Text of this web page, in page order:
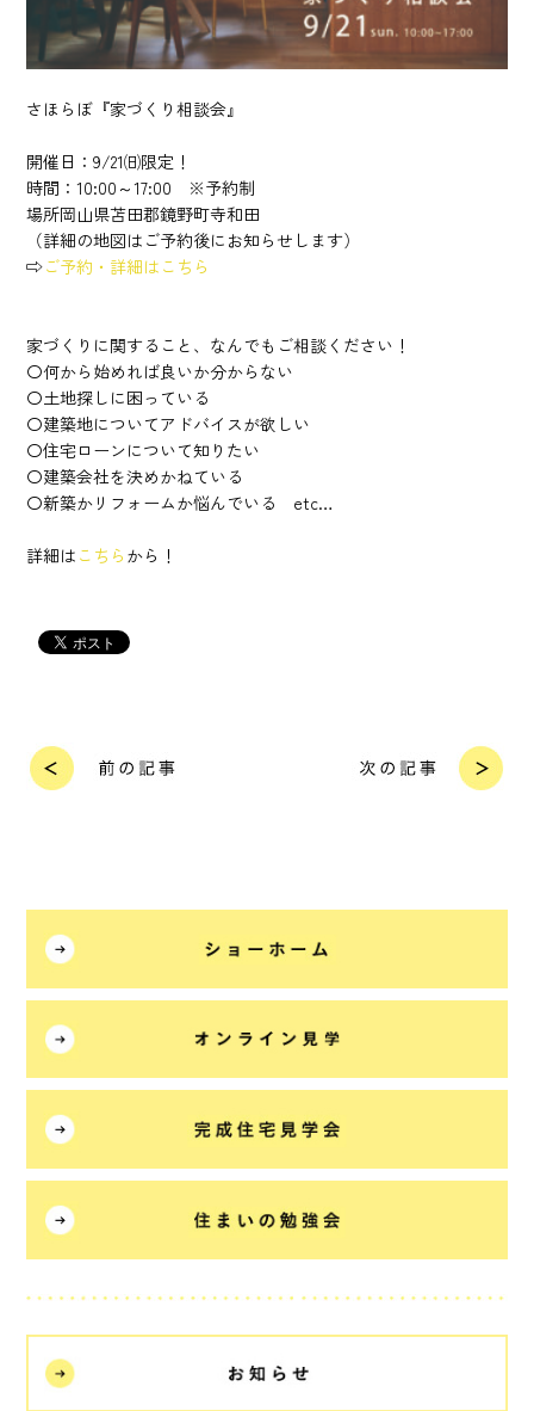
さほらぼ『家づくり相談会』
開催日：9/21㈰限定！
時間：10:00～17:00 ※予約制
場所岡山県苫田郡鏡野町寺和田
（詳細の地図はご予約後にお知らせします）
⇨ご予約・詳細はこちら
家づくりに関すること、なんでもご相談ください！
〇何から始めれば良いか分からない
〇土地探しに困っている
〇建築地についてアドバイスが欲しい
〇住宅ローンについて知りたい
〇建築会社を決めかねている
〇新築かリフォームか悩んでいる etc…
詳細は こちら から！